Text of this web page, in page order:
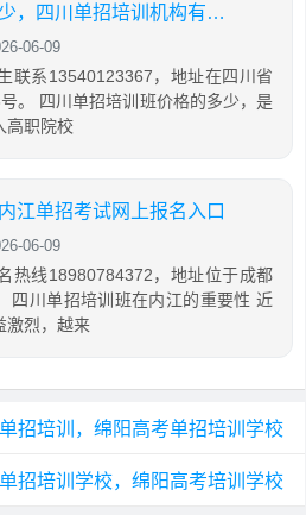
四川单招培训班价格多少，四川单招培训机构有哪些
06-09
联系13540123367，地址在四川省
。 四川单招培训班价格的多少，是
高职院校
江单招考试网上报名入口
06-09
热线18980784372，地址位于成都
四川单招培训班在内江的重要性 近
激烈，越来
招培训，绵阳高考单招培训学校
招培训学校，绵阳高考培训学校